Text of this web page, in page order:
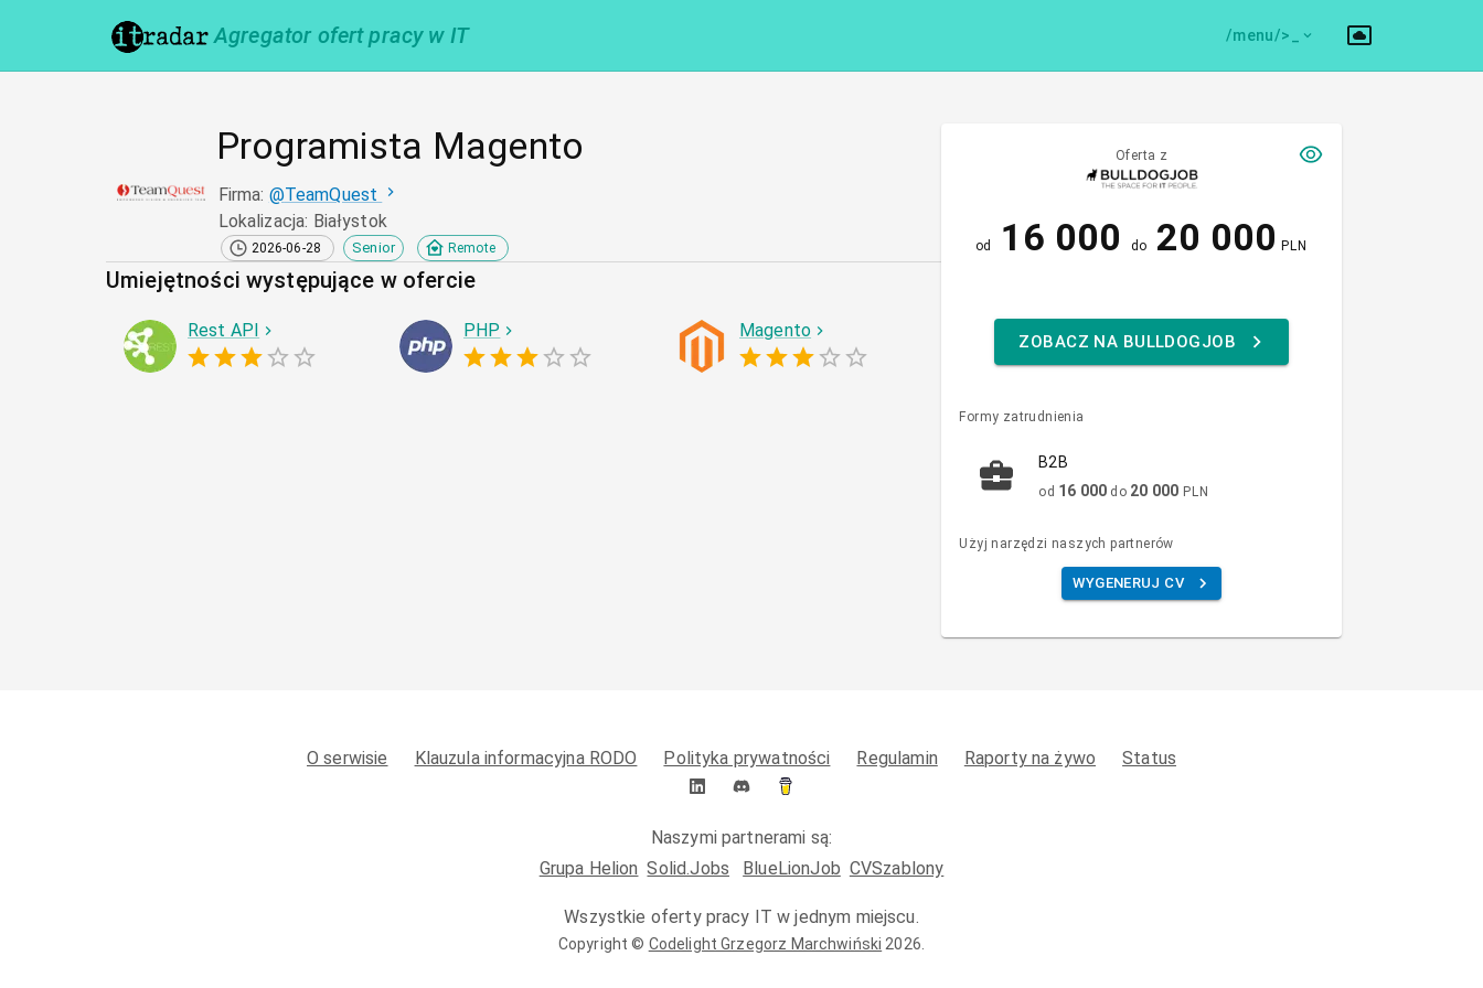
Agregator ofert pracy w IT /menu/>
Programista Magento
Firma: @TeamQuest
Lokalizacja: Białystok
2026-06-28 Senior Remote
Umiejętności występujące w ofercie
Rest API PHP Magento
Oferta z
od 16 000 do 20 000 PLN
ZOBACZ NA BULLDOGJOB
Formy zatrudnienia
B2B
od 16 000 do 20 000 PLN
Użyj narzędzi naszych partnerów
WYGENERUJ CV
O serwisie Klauzula informacyjna RODO Polityka prywatności Regulamin Raporty na żywo Status
Naszymi partnerami są:
Grupa Helion Solid.Jobs BlueLionJob CVSzablony
Wszystkie oferty pracy IT w jednym miejscu.
Copyright © Codelight Grzegorz Marchwiński 2026